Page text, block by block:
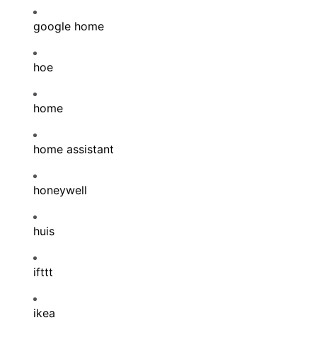
google home
hoe
home
home assistant
honeywell
huis
ifttt
ikea